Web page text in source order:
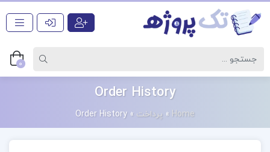
0
Order History
Home
» پرداخت »
Order History